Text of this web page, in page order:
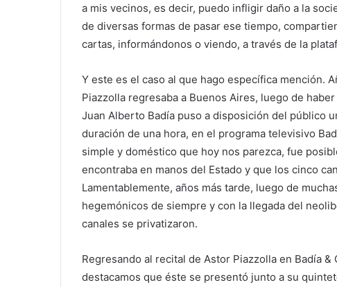
a mis vecinos, es decir, puedo infligir daño a la
de diversas formas de pasar ese tiempo,
cartas, informándonos o viendo, a través de la
Y este es el caso al que hago específica mención.
Piazzolla regresaba a Buenos Aires, luego de
Juan Alberto Badía puso a disposición del público
duración de una hora, en el programa televisivo
simple y doméstico que hoy nos parezca, fue
encontraba en manos del Estado y que los cinco
Lamentablemente, años más tarde, luego de
hegemónicos de siempre y con la llegada del
canales se privatizaron.
Regresando al recital de Astor Piazzolla en Badía
destacamos que éste se presentó junto a su